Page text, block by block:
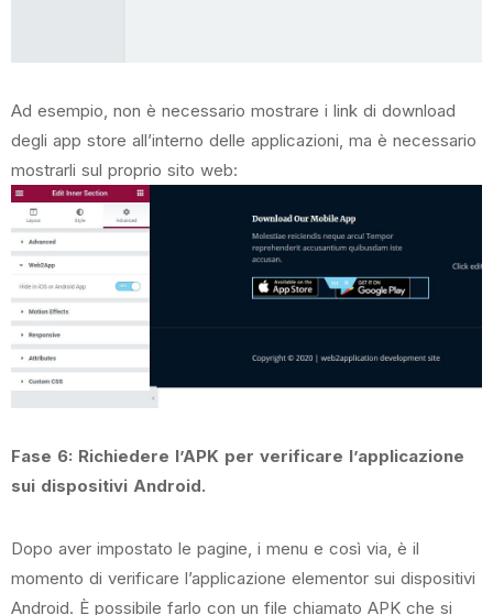
Ad esempio, non è necessario mostrare i link di download
degli app store all’interno delle applicazioni, ma è necessario
mostrarli sul proprio sito web:
Fase 6: Richiedere l’APK per verificare l’applicazione
sui dispositivi Android.
Dopo aver impostato le pagine, i menu e così via, è il
momento di verificare l’applicazione elementor sui dispositivi
Android. È possibile farlo con un file chiamato APK che si